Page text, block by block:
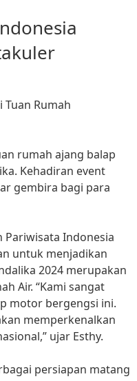
Rumah
rumah ajang balap
Kehadiran event
gembira bagi para
Indonesia
untuk menjadikan
2024 merupakan
Air. “Kami sangat
motor bergengsi ini.
memperkenalkan
ujar Esthy.
persiapan matang